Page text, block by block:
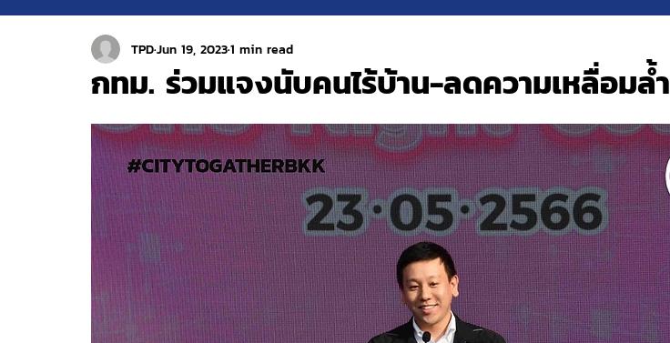
กทม. ร่วมแจงนับคนไร้บ้าน-ลดความเหลื่อมล้ำ
TPDJun 19, 20231 min read